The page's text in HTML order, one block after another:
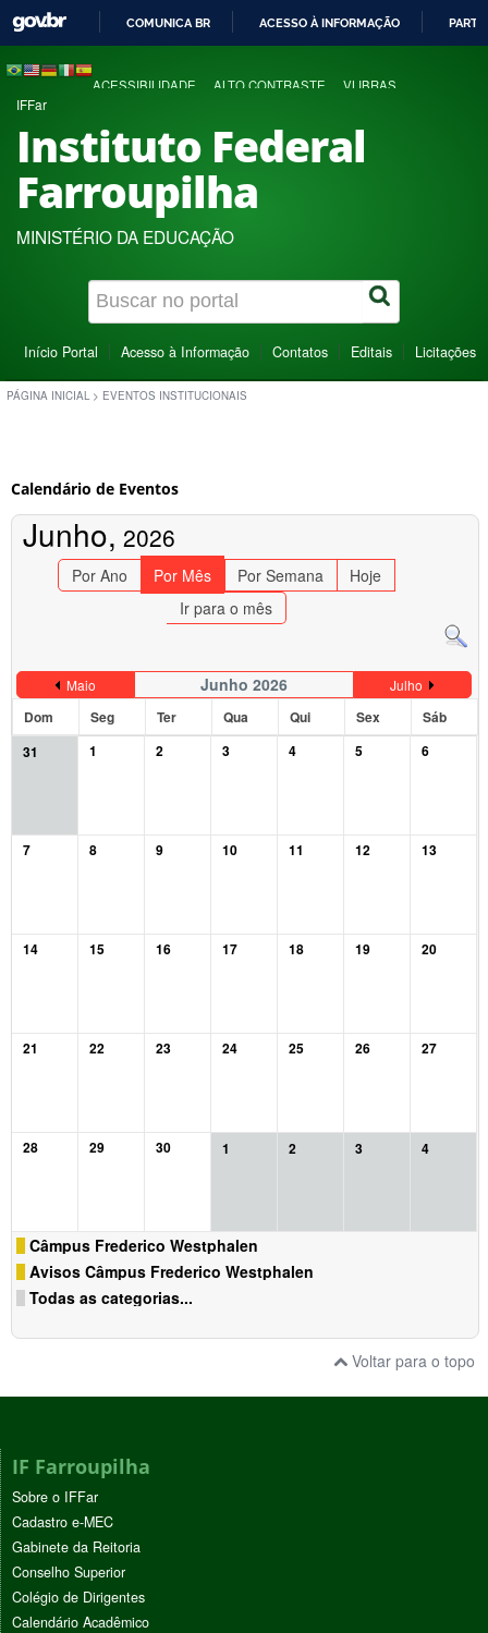
COMUNICA BR ACESSO À INFORMAÇÃO
ACESSIBILIDADE ALTO CONTRASTE VLIBRAS
IFFar
Instituto Federal
Farroupilha
MINISTÉRIO DA EDUCAÇÃO
Início Portal Acesso à Informação Contatos Editais Licitações
PÁGINA INICIAL > EVENTOS INSTITUCIONAIS
Calendário de Eventos
Junho, 2026
Por Ano Por Mês Por Semana
Hoje
Ir para o mês
Maio Junho 2026 Julho
Dom Seg Ter Qua Qui Sex
Sáb
31
1 2 3 4 5 6
7 8 9 10 11 12 13
14 15 16 17 18 19 20
21 22 23 24 25 26 27
28 29 30 1 2 3 4
Câmpus Frederico Westphalen
Avisos Câmpus Frederico Westphalen
Todas as categorias...
Voltar para o topo
IF Farroupilha
Sobre o IFFar
Cadastro e-MEC
Gabinete da Reitoria
Conselho Superior
Colégio de Dirigentes
Calendário Acadêmico